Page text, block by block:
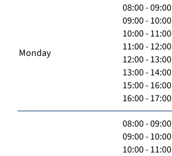
Monday
08:00 - 09:00
09:00 - 10:00
10:00 - 11:00
11:00 - 12:00
12:00 - 13:00
13:00 - 14:00
15:00 - 16:00
16:00 - 17:00
08:00 - 09:00
09:00 - 10:00
10:00 - 11:00